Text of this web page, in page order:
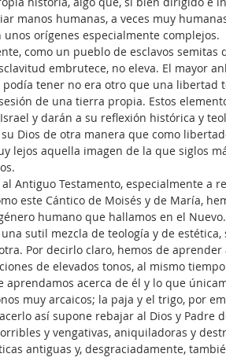
manos humanas, a veces muy
orígenes especialmente complejos.
como un pueblo de esclavos
embrutece, no eleva. El mayor
tener no era otro que una libertad
de una tierra propia. Estos
y darán a su reflexión histórica y
Dios de otra manera que como
lejos aquella imagen de la que siglos
Antiguo Testamento, especialmente a
este Cántico de Moisés y de María,
humano que hallamos en el
sutil mezcla de teología y de
Por decirlo claro, hemos de
de elevados tonos, al mismo
aprendamos acerca de él y lo que
muy arcaicos; la paja y el trigo, por
así supone rebajar al Dios y Padre
y vengativas, aniquiladoras y
antiguas y, desgraciadamente,